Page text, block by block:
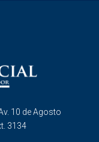
10 de Agosto
3134